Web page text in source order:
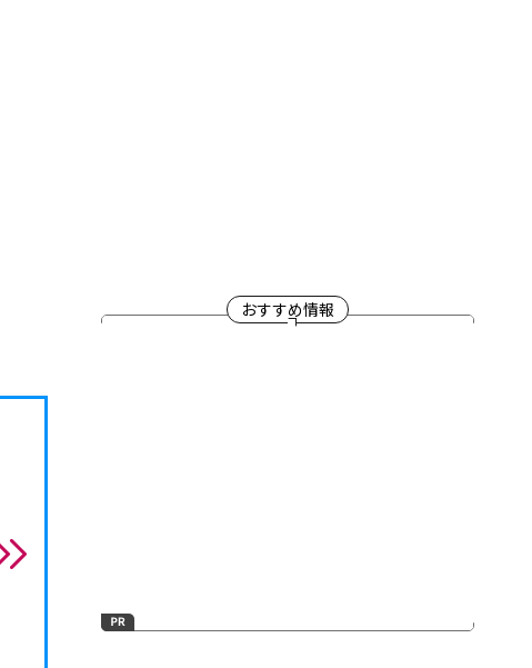
おすすめ情報